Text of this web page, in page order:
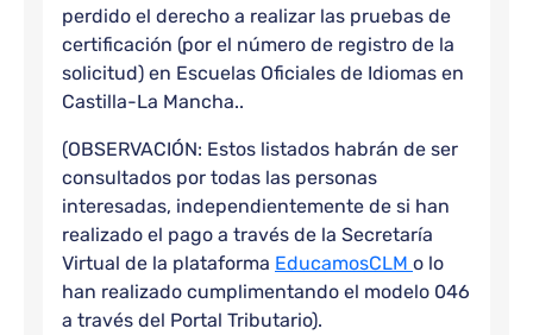
perdido el derecho a realizar las pruebas de
certificación (por el número de registro de la
solicitud) en Escuelas Oficiales de Idiomas en
Castilla-La Mancha..
(OBSERVACIÓN: Estos listados habrán de ser
consultados por todas las personas
interesadas, independientemente de si han
realizado el pago a través de la Secretaría
Virtual de la plataforma EducamosCLM o lo
han realizado cumplimentando el modelo 046
a través del Portal Tributario).